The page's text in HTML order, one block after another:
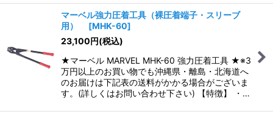
マーベル強力圧着工具（裸圧着端子・スリーブ
用）
[MHK-60]
23,100円(税込)
★マーベル MARVEL MHK-60 強力圧着工具 ★※3
万円以上のお買い物でも沖縄県・離島・北海道へ
のお届けは下記表の送料がかかる場合がございま
す。(詳しくはお問い合わせ下さい) 【特徴】 ・…